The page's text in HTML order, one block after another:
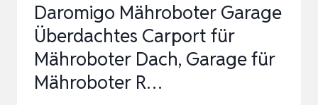
Daromigo Mähroboter Garage
Überdachtes Carport für
Mähroboter Dach, Garage für
Mähroboter R…